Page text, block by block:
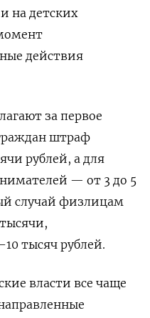
на детских
действия
за первое
штраф
рублей, а для
— от 3 до 5
случай физлицам
тысяч рублей.
власти все чаще